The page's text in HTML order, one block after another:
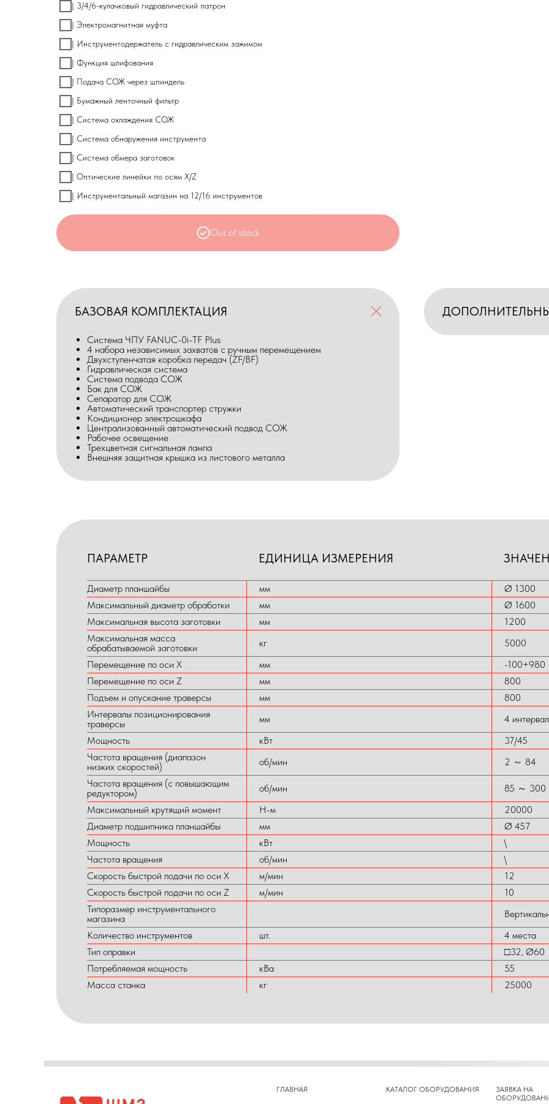
| 3/4/6-кулачковый гидравлический патрон
| Электромагнитная муфта
| Инструментодержатель с гидравлическим зажимом
| Функция шлифования
| Подача СОЖ через шпиндель
| Бумажный ленточный фильтр
| Система охлаждения СОЖ
| Система обнаружения инструмента
| Система обмера заготовок
| Оптические линейки по осям X/Z
| Инструментальный магазин на 12/16 инструментов
Out of stock
БАЗОВАЯ КОМПЛЕКТАЦИЯ
Система ЧПУ FANUC-0i-TF Plus
4 набора независимых захватов с ручным перемещением
Двухступенчатая коробка передач (ZF/BF)
Гидравлическая система
Система подвода СОЖ
Бак для СОЖ
Сепаратор для СОЖ
Автоматический транспортер стружки
Кондиционер электрошкафа
Централизованный автоматический подвод СОЖ
Рабочее освещение
Трехцветная сигнальная лампа
Внешняя защитная крышка из листового металла
ПАРАМЕТР ЕДИНИЦА ИЗМЕРЕНИЯ
Диаметр планшайбы мм
Ø 1300
Максимальный диаметр обработки
мм
Ø 1600
Максимальная высота заготовки
мм
1200
Максимальная масса
обрабатываемой заготовки
кг
5000
Перемещение по оси X
мм
-100+980
Перемещение по оси Z
мм
800
Подъем и опускание траверсы
мм
800
Интервалы позиционирования
траверсы
мм
4
Мощность
кВт
37/45
Частота вращения (диапазон
низких скоростей)
об/мин
2 ～ 84
Частота вращения (с повышающим
редуктором)
об/мин
85 ～ 300
Максимальный крутящий момент
Н-м
20000
Диаметр подшипника планшайбы
мм
Ø 457
Мощность
кВт
\
Частота вращения
об/мин
\
Скорость быстрой подачи по оси X
м/мин
12
Скорость быстрой подачи по оси Z
м/мин
10
Типоразмер инструментального
магазина
Количество инструментов
шт.
4 места
Тип оправки
□32, Ø60
Потребляемая мощность
кВа
55
Масса станка
кг 25000
ГЛАВНАЯ КАТАЛОГ ОБОРУДОВАНИЯ
ЗАЯВКА НА